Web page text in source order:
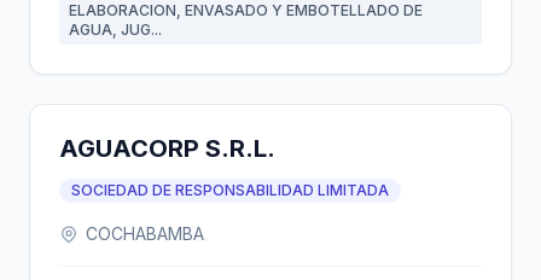
ELABORACION, ENVASADO Y EMBOTELLADO DE
AGUA, JUG...
AGUACORP S.R.L.
SOCIEDAD DE RESPONSABILIDAD LIMITADA
COCHABAMBA